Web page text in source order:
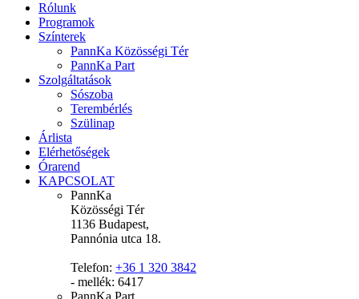
Rólunk
Programok
Színterek
PannKa Közösségi Tér
PannKa Part
Szolgáltatások
Sószoba
Terembérlés
Szülinap
Árlista
Elérhetőségek
Órarend
KAPCSOLAT
PannKa
Közösségi Tér
1136 Budapest,
Pannónia utca 18.
Telefon: +36 1 320 3842
- mellék: 6417
PannKa Part